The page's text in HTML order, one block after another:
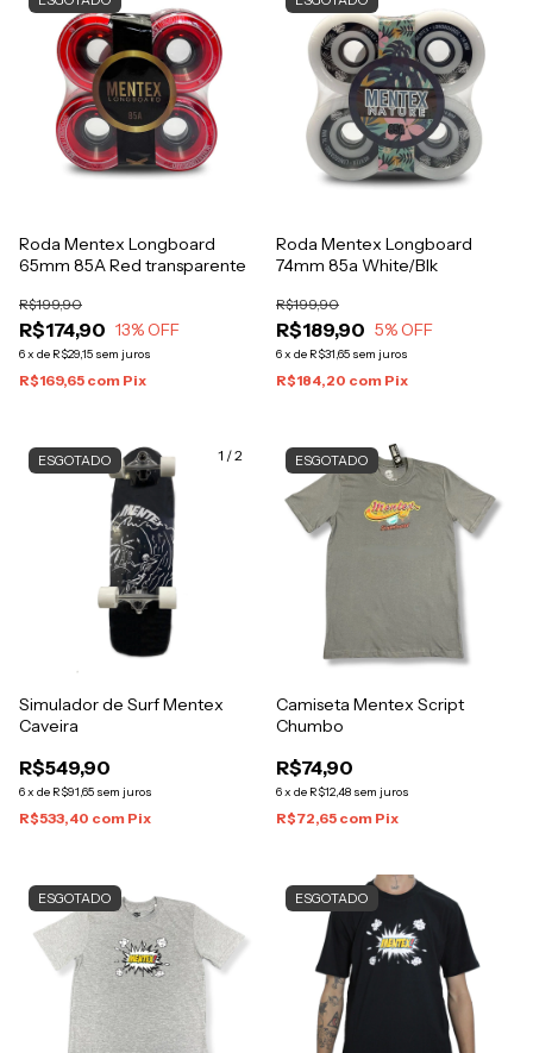
Roda Mentex Longboard
65mm 85A Red transparente
R$174,90
R$199,90
13% OFF
6x de R$29,15 sem juros
R$169,65 com Pix
Roda Mentex Longboard
74mm 85a White/Blk
R$189,90
R$199,90
5% OFF
6x de R$31,65 sem juros
R$184,20 com Pix
1 /2
ESGOTADO
Simulador de Surf Mentex
Caveira
R$549,90
6x de R$91,65 sem juros
R$533,40 com Pix
ESGOTADO
Camiseta Mentex Script
Chumbo
R$74,90
6x de R$12,48 sem juros
R$72,65 com Pix
ESGOTADO ESGOTADO